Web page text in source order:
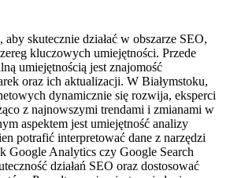
skutecznie działać w obszarze SEO,
kluczowych umiejętności. Przede
umiejętnością jest znajomość
oraz ich aktualizacji. W Białymstoku,
dynamicznie się rozwija, eksperci
z najnowszymi trendami i zmianami w
aspektem jest umiejętność analizy
potrafić interpretować dane z narzędzi
Google Analytics czy Google Search
działań SEO oraz dostosować